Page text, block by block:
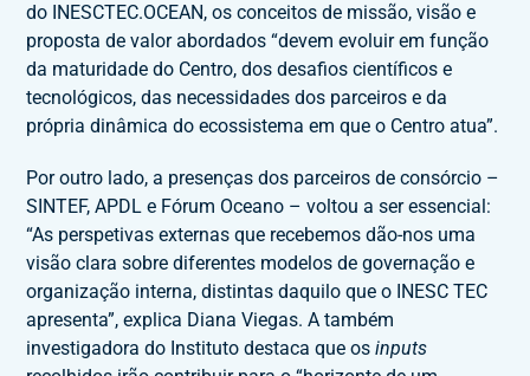
do INESCTEC.OCEAN, os conceitos de missão, visão e
proposta de valor abordados “devem evoluir em função
da maturidade do Centro, dos desafios científicos e
tecnológicos, das necessidades dos parceiros e da
própria dinâmica do ecossistema em que o Centro atua”.
Por outro lado, a presenças dos parceiros de consórcio –
SINTEF, APDL e Fórum Oceano – voltou a ser essencial:
“As perspetivas externas que recebemos dão-nos uma
visão clara sobre diferentes modelos de governação e
organização interna, distintas daquilo que o INESC TEC
apresenta”, explica Diana Viegas. A também
investigadora do Instituto destaca que osinputs